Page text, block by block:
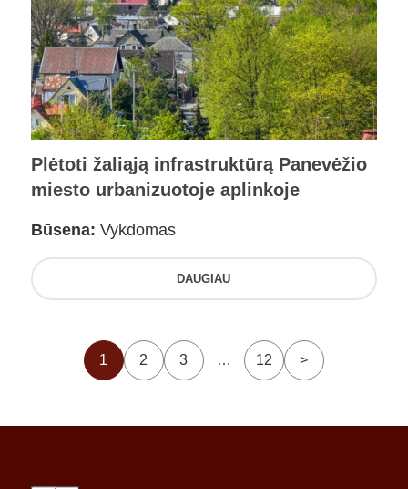
Plėtoti žaliąją infrastruktūrą Panevėžio
miesto urbanizuotoje aplinkoje
Būsena: Vykdomas
DAUGIAU
1 2 3 … 12 >